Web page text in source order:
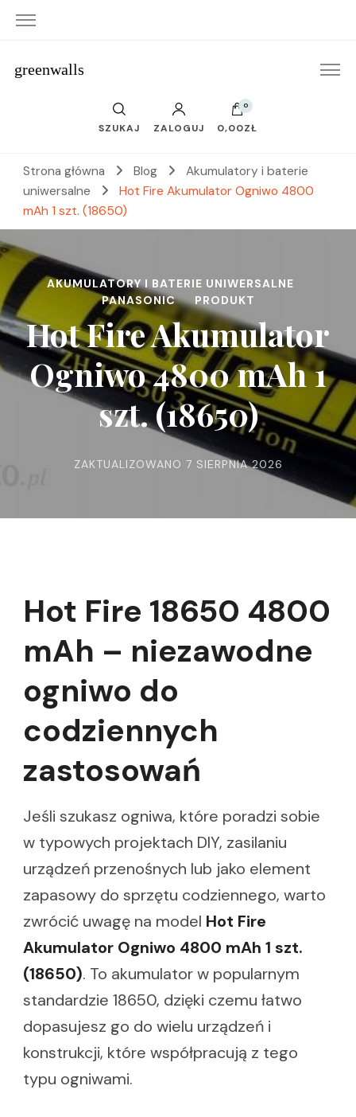
greenwalls
SZUKAJ ZALOGUJ
0
0,00ZŁ
Strona główna Blog
Akumulatory i baterie
uniwersalne
Hot Fire Akumulator Ogniwo 4800
mAh 1 szt. (18650)
AKUMULATORY I BATERIE UNIWERSALNE
PANASONIC
PRODUKT
Hot Fire Akumulator
Ogniwo 4800 mAh 1
szt. (18650)
ZAKTUALIZOWANO 7 SIERPNIA 2026
Hot Fire 18650 4800
mAh – niezawodne
ogniwo do
codziennych
zastosowań
Jeśli szukasz ogniwa, które poradzi sobie
w typowych projektach DIY, zasilaniu
urządzeń przenośnych lub jako element
zapasowy do sprzętu codziennego, warto
zwrócić uwagę na model Hot Fire
Akumulator Ogniwo 4800 mAh 1 szt.
(18650). To akumulator w popularnym
standardzie 18650, dzięki czemu łatwo
dopasujesz go do wielu urządzeń i
konstrukcji, które współpracują z tego
typu ogniwami.